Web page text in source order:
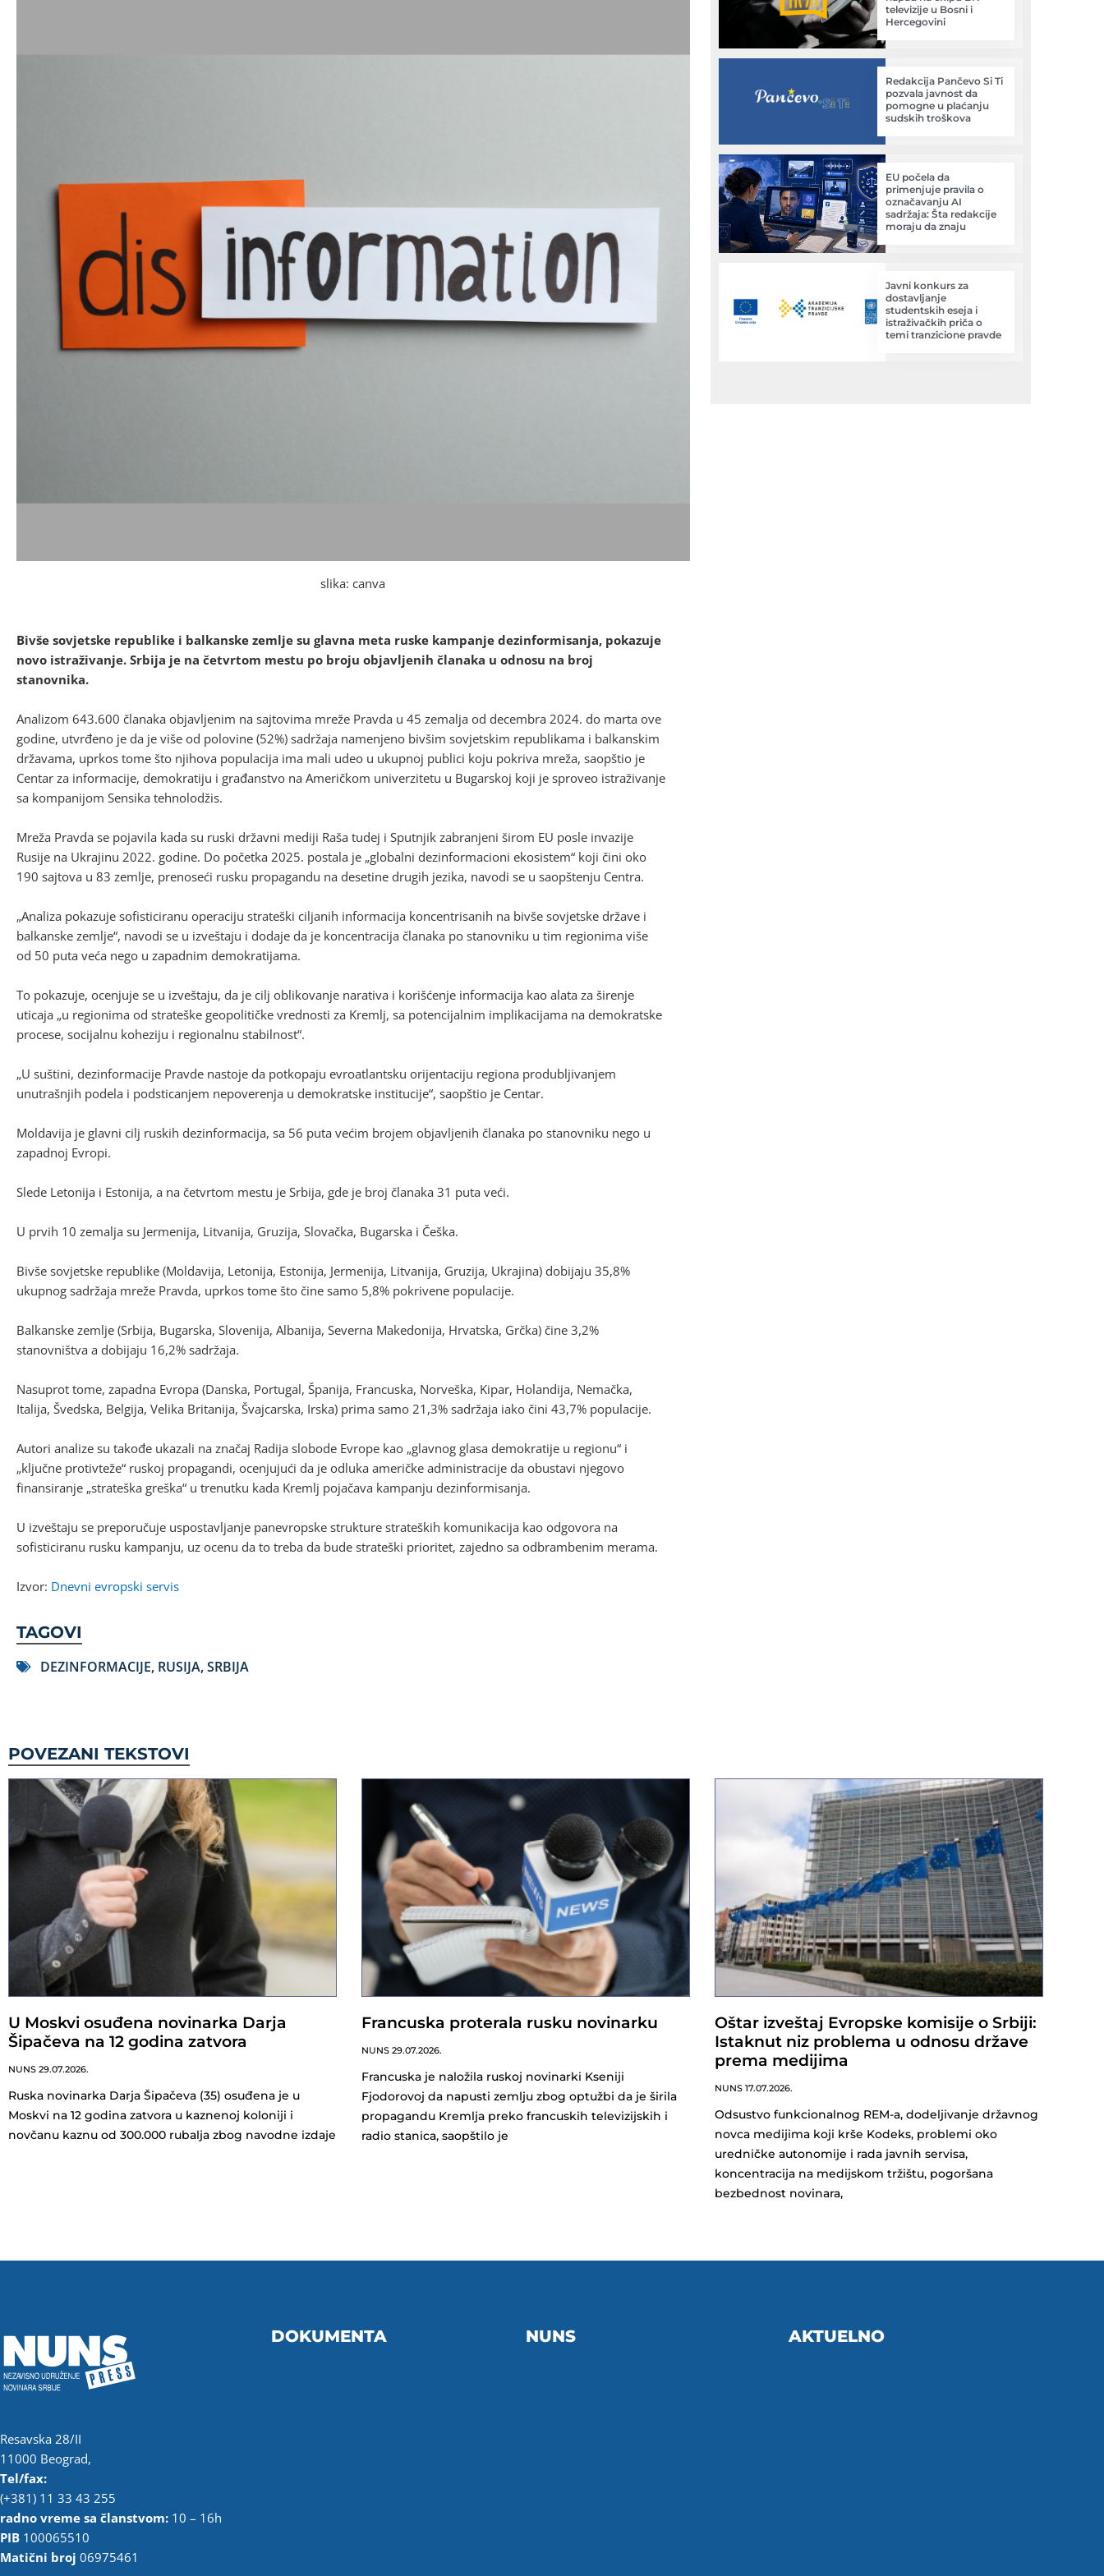
slika: canva
Bivše sovjetske republike i balkanske zemlje su glavna meta ruske kampanje dezinformisanja, pokazuje
novo istraživanje. Srbija je na četvrtom mestu po broju objavljenih članaka u odnosu na broj
stanovnika.
Analizom 643.600 članaka objavljenim na sajtovima mreže Pravda u 45 zemalja od decembra 2024. do marta ove
godine, utvrđeno je da je više od polovine (52%) sadržaja namenjeno bivšim sovjetskim republikama i balkanskim
državama, uprkos tome što njihova populacija ima mali udeo u ukupnoj publici koju pokriva mreža, saopštio je
Centar za informacije, demokratiju i građanstvo na Američkom univerzitetu u Bugarskoj koji je sproveo istraživanje
sa kompanijom Sensika tehnolodžis.
Mreža Pravda se pojavila kada su ruski državni mediji Raša tudej i Sputnjik zabranjeni širom EU posle invazije
Rusije na Ukrajinu 2022. godine. Do početka 2025. postala je „globalni dezinformacioni ekosistem“ koji čini oko
190 sajtova u 83 zemlje, prenoseći rusku propagandu na desetine drugih jezika, navodi se u saopštenju Centra.
„Analiza pokazuje sofisticiranu operaciju strateški ciljanih informacija koncentrisanih na bivše sovjetske države i
balkanske zemlje“, navodi se u izveštaju i dodaje da je koncentracija članaka po stanovniku u tim regionima više
od 50 puta veća nego u zapadnim demokratijama.
To pokazuje, ocenjuje se u izveštaju, da je cilj oblikovanje narativa i korišćenje informacija kao alata za širenje
uticaja „u regionima od strateške geopolitičke vrednosti za Kremlj, sa potencijalnim implikacijama na demokratske
procese, socijalnu koheziju i regionalnu stabilnost“.
„U suštini, dezinformacije Pravde nastoje da potkopaju evroatlantsku orijentaciju regiona produbljivanjem
unutrašnjih podela i podsticanjem nepoverenja u demokratske institucije“, saopštio je Centar.
Moldavija je glavni cilj ruskih dezinformacija, sa 56 puta većim brojem objavljenih članaka po stanovniku nego u
zapadnoj Evropi.
Slede Letonija i Estonija, a na četvrtom mestu je Srbija, gde je broj članaka 31 puta veći.
U prvih 10 zemalja su Jermenija, Litvanija, Gruzija, Slovačka, Bugarska i Češka.
Bivše sovjetske republike (Moldavija, Letonija, Estonija, Jermenija, Litvanija, Gruzija, Ukrajina) dobijaju 35,8%
ukupnog sadržaja mreže Pravda, uprkos tome što čine samo 5,8% pokrivene populacije.
Balkanske zemlje (Srbija, Bugarska, Slovenija, Albanija, Severna Makedonija, Hrvatska, Grčka) čine 3,2%
stanovništva a dobijaju 16,2% sadržaja.
Nasuprot tome, zapadna Evropa (Danska, Portugal, Španija, Francuska, Norveška, Kipar, Holandija, Nemačka,
Italija, Švedska, Belgija, Velika Britanija, Švajcarska, Irska) prima samo 21,3% sadržaja iako čini 43,7% populacije.
Autori analize su takođe ukazali na značaj Radija slobode Evrope kao „glavnog glasa demokratije u regionu“ i
„ključne protivteže“ ruskoj propagandi, ocenjujući da je odluka američke administracije da obustavi njegovo
finansiranje „strateška greška“ u trenutku kada Kremlj pojačava kampanju dezinformisanja.
U izveštaju se preporučuje uspostavljanje panevropske strukture strateških komunikacija kao odgovora na
sofisticiranu rusku kampanju, uz ocenu da to treba da bude strateški prioritet, zajedno sa odbrambenim merama.
Izvor: Dnevni evropski servis
TAGOVI
DEZINFORMACIJE, RUSIJA,SRBIJA
televizije u Bosni i
Hercegovini
Redakcija Pančevo Si Ti
pozvala javnost da
pomogne u plaćanju
sudskih troškova
EU počela da
primenjuje pravila o
označavanju AI
sadržaja: Šta redakcije
moraju da znaju
Javni konkurs za
dostavljanje
studentskih eseja i
istraživačkih priča o
temi tranzicione pravde
POVEZANI TEKSTOVI
U Moskvi osuđena novinarka Darja
Šipačeva na 12 godina zatvora
NUNS 29.07.2026.
Ruska novinarka Darja Šipačeva (35) osuđena je u
Moskvi na 12 godina zatvora u kaznenoj koloniji i
novčanu kaznu od 300.000 rubalja zbog navodne izdaje
Francuska proterala rusku novinarku
NUNS 29.07.2026.
Francuska je naložila ruskoj novinarki Kseniji
Fjodorovoj da napusti zemlju zbog optužbi da je širila
propagandu Kremlja preko francuskih televizijskih i
radio stanica, saopštilo je
Oštar izveštaj Evropske komisije o Srbiji:
Istaknut niz problema u odnosu države
prema medijima
NUNS 17.07.2026.
Odsustvo funkcionalnog REM-a, dodeljivanje državnog
novca medijima koji krše Kodeks, problemi oko
uredničke autonomije i rada javnih servisa,
koncentracija na medijskom tržištu, pogoršana
bezbednost novinara,
Resavska 28/II
11000 Beograd,
Tel/fax:
(+381) 11 33 43 255
radno vreme sa članstvom: 10 – 16h
PIB 100065510
Matični broj 06975461
DOKUMENTA NUNS AKTUELNO